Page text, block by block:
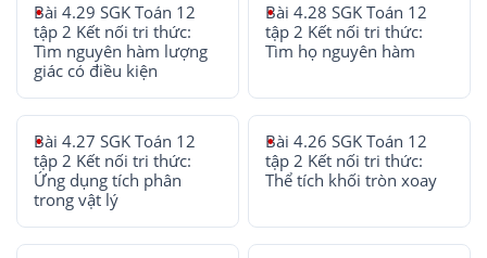
Bài 4.29 SGK Toán 12
tập 2 Kết nối tri thức:
Tìm nguyên hàm lượng
giác có điều kiện
Bài 4.28 SGK Toán 12
tập 2 Kết nối tri thức:
Tìm họ nguyên hàm
Bài 4.27 SGK Toán 12
tập 2 Kết nối tri thức:
Ứng dụng tích phân
trong vật lý
Bài 4.26 SGK Toán 12
tập 2 Kết nối tri thức:
Thể tích khối tròn xoay